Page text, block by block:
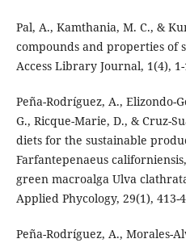
Pal, A., Kamthania, M. C., &
compounds and properties of
Access Library Journal, 1(4), 1-
Peña-Rodríguez, A., Elizondo-
G., Ricque-Marie, D., & Cruz-
diets for the sustainable
Farfantepenaeus
green macroalga Ulva
Applied Phycology, 29(1), 413-
Peña-Rodríguez, A., Morales-